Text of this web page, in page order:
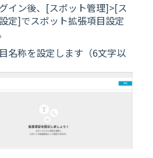
イン後、[スポット管理]>[ス
定]でスポット拡張項目設定
名称を設定します（6文字以